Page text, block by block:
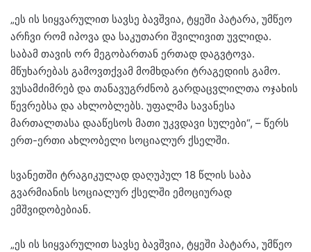
„ეს ის სიყვარულით სავსე ბავშვია, ტყეში პატარა, უმწეო
არჩვი რომ იპოვა და საკუთარი შვილივით უვლიდა.
საბამ თავის ორ მეგობართან ერთად დაგვტოვა.
მწუხარებას გამოვთქვამ მომხდარი ტრაგედიის გამო.
ვუსამძიმრებ და თანავუგრძნობ გარდაცვლილთა ოჯახის
წევრებსა და ახლობლებს. უფალმა სავანესა
მართალთასა დააწესოს მათი უკვდავი სულები“, – წერს
ერთ-ერთი ახლობელი სოციალურ ქსელში.
სვანეთში ტრაგიკულად დაღუპულ 18 წლის საბა
გვარმიანის სოციალურ ქსელში ემოციურად
ემშვიდობებიან.
„ეს ის სიყვარულით სავსე ბავშვია, ტყეში პატარა, უმწეო